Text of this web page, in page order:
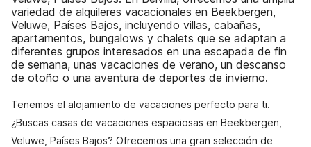
variedad de alquileres vacacionales en Beekbergen,
Veluwe, Países Bajos, incluyendo villas, cabañas,
apartamentos, bungalows y chalets que se adaptan a
diferentes grupos interesados en una escapada de fin
de semana, unas vacaciones de verano, un descanso
de otoño o una aventura de deportes de invierno.
Tenemos el alojamiento de vacaciones perfecto para ti.
¿Buscas casas de vacaciones espaciosas en Beekbergen,
Veluwe, Países Bajos? Ofrecemos una gran selección de